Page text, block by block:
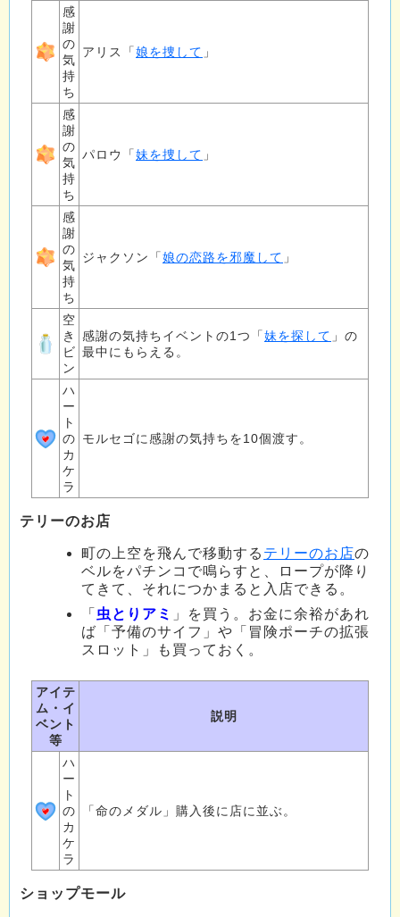
感
謝
の
気
持
ち
アリス「娘を捜して 」
感
謝
の
気
持
ち
パロウ「妹を捜して 」
感
謝
の
気
持
ち
ジャクソン「娘の恋路を邪魔して 」
空
き
ビ
ン
感謝の気持ちイベントの1つ「妹を探して 」の
最中にもらえる。
ハ
ー
ト
の
カ
ケ
ラ
モルセゴに感謝の気持ちを10個渡す。
テリーのお店
町の上空を飛んで移動する テリーのお店の
ベルをパチンコで鳴らすと、ロープが降り
てきて、それにつかまると入店できる。
「 虫とりアミ
」を買う。お金に余裕があれ
ば「予備のサイフ」や「冒険ポーチの拡張
スロット」も買っておく。
アイテ
ム・イ
ベント
等
説明
ハ
ー
ト
の
カ
ケ
ラ
「命のメダル」購入後に店に並ぶ。
ショップモール